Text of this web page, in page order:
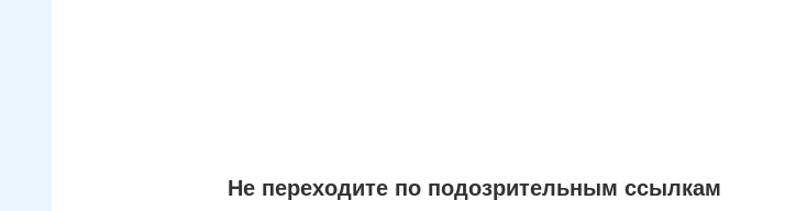
Не переходите по подозрительным ссылкам